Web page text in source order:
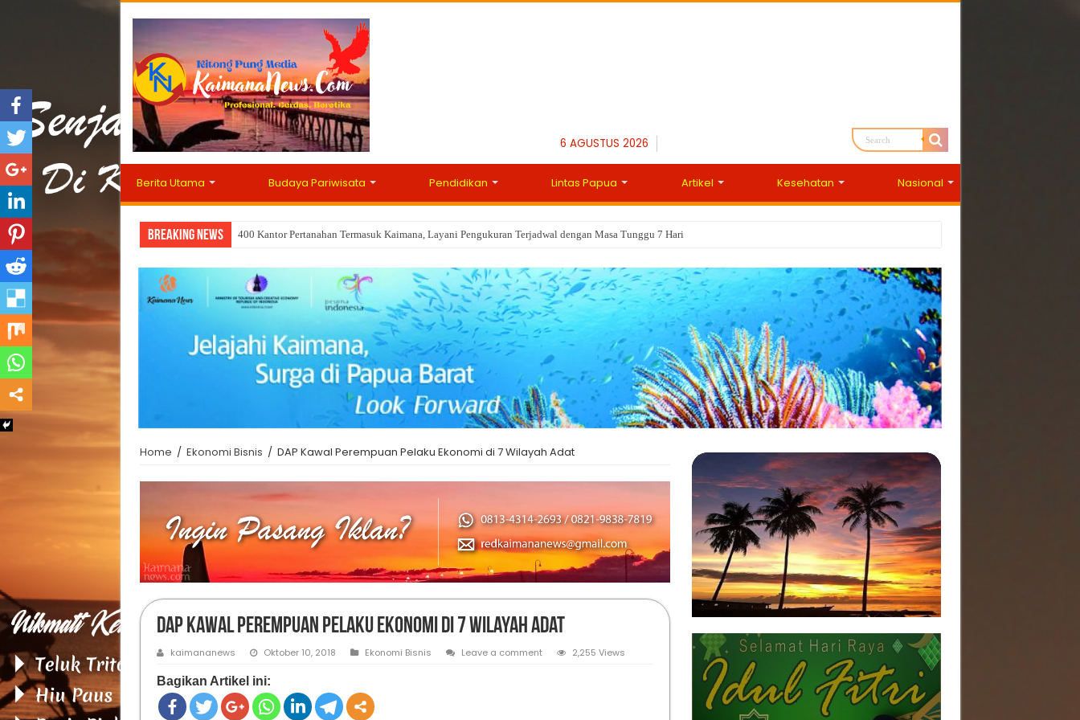
6 AGUSTUS 2026
Berita Utama Budaya Pariwisata Pendidikan Lintas Papua Artikel Kesehatan Nasional
Breaking News 400 Kantor Pertanahan Termasuk Kaimana, Layani Pengukuran Terjadwal dengan Masa Tunggu 7 Hari
Home / Ekonomi Bisnis / DAP Kawal Perempuan Pelaku Ekonomi di 7 Wilayah Adat
DAP Kawal Perempuan Pelaku Ekonomi di 7 Wilayah Adat
kaimananews Oktober 10, 2018 Ekonomi Bisnis Leave a comment 2,255 Views
Bagikan Artikel ini: